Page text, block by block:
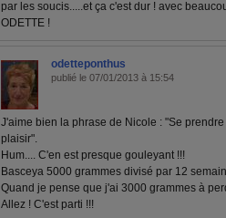
par les soucis.....et ça c'est dur ! avec
ODETTE !
odetteponthus
publié le 07/01/2013 à 15:54
J'aime bien la phrase de Nicole : "Se
plaisir".
Hum.... C'en est presque gouleyant !!!
Basceya 5000 grammes divisé par 12
Quand je pense que j'ai 3000 grammes à
Allez ! C'est parti !!!